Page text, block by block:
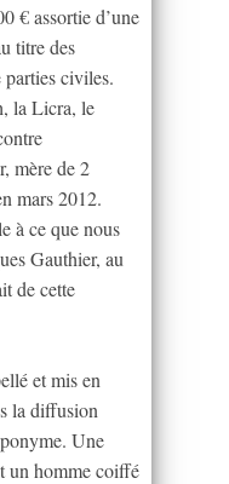
€ assortie d’une
titre des
parties civiles.
la Licra, le
mère de 2
mars 2012.
à ce que nous
Gauthier, au
de cette
et mis en
la diffusion
Une
un homme coiffé